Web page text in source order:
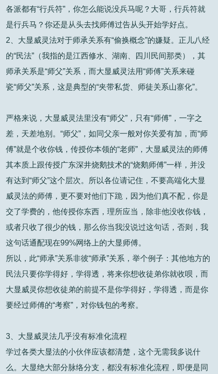
各派都有“行兵符”，你怎么能说没兵马呢？大哥，行兵符就
是行兵马？你还是从头去找师傅过告从头开始学好点。
2、大显威灵法对于师承关系有“偷换概念”的嫌疑。正儿八经
的“民法”（我指的是江西修水、湖南、四川民间那类），其
师承关系是“师父”关系，而大显威灵法用“师傅”关系来碰
瓷“师父”关系，这是典型的“夹带私货、师徒关系山寨化”。
严格来说，大显威灵法里没有“师父”，只有“师傅”，一字之
差，天差地别。“师父”，如同父亲一般对你关爱有加，而“师
傅”就是个收你钱，传授你本领的“老师”，大显威灵法的师傅
其本质上跟传授广东深井烧鹅技术的“烧鹅师傅”一样，并没
有达到“师父”这个层次。所以各位请记住，不要高端化大显
威灵法的师傅，更不要对他们下跪，因为他们真不配，你是
交了学费的，他传授你东西，理所应当，除非他没收你钱，
或者只收了很少的钱，那么你当我没说过这句话，否则，我
这句话通配现在99%网络上的大显师傅。
所以，此“师承”关系非彼“师承”关系，举个例子：其他地方的
民法只要你学得好，学得透，将来你想收徒弟你就收呗，而
大显威灵你想收徒弟的前提不是你学得好，学得透，而是你
要经过师傅的“考察”，对你钱包的考察。
3、大显威灵法几乎没有标准化流程
学过各类大显法的小伙伴应该都清楚，这个无需我多说什
么。大显绝大部分脉络分支，都没有标准化流程，即便是同